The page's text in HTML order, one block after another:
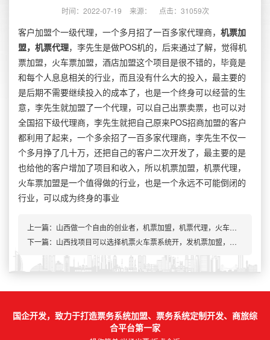
时间：2022-07-19 来源： 点击：31059次
客户加盟个一级代理，一个多月招了一百多家代理商， 机票加
盟，机票代理，李先生是做POS机的，后来通过了解，觉得机
票加盟，火车票加盟，酒店加盟这个项目是很不错的，毕竟是
和每个人息息相关的行业，而且没有什么大的投入，最主要的
是后期不需要继续投入的成本了，也是一个终身可以经营的生
意，李先生就加盟了一个代理，可以自己出票卖票，也可以对
全国招下级代理商，李先生就把自己原来POS招商加盟的客户
都利用了起来，一个多余招了一百多家代理商，李先生不仅一
个多月挣了几十万，还把自己的客户二次开发了，最主要的是
也给他的客户增加了项目和收入，所以机票加盟，机票代理，
火车票加盟是一个值得做的行业，也是一个永远不可能倒闭的
行业，可以成为终身的事业
上一篇： 山西做一个自由的创业者，机票加盟，机票代理，火车票加盟，火车票接口
下一篇：山西找项目可以选择机票火车票系统开，发机票加盟，机票代理
国企开发，致力于打造票务系统加盟、票务系统定制开发、商旅综
合平台第一家